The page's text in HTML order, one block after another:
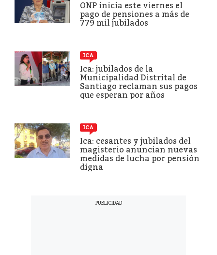
ONP inicia este viernes el
pago de pensiones a más de
779 mil jubilados
ICA
Ica: jubilados de la
Municipalidad Distrital de
Santiago reclaman sus pagos
que esperan por años
ICA
Ica: cesantes y jubilados del
magisterio anuncian nuevas
medidas de lucha por pensión
digna